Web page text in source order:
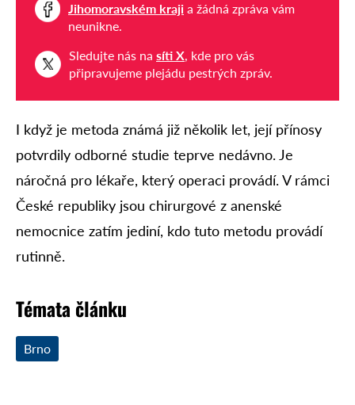
Jihomoravském kraji a žádná zpráva vám
neunikne.
Sledujte nás na síti X, kde pro vás
připravujeme plejádu pestrých zpráv.
I když je metoda známá již několik let, její přínosy
potvrdily odborné studie teprve nedávno. Je
náročná pro lékaře, který operaci provádí. V rámci
České republiky jsou chirurgové z anenské
nemocnice zatím jediní, kdo tuto metodu provádí
rutinně.
Témata článku
Brno